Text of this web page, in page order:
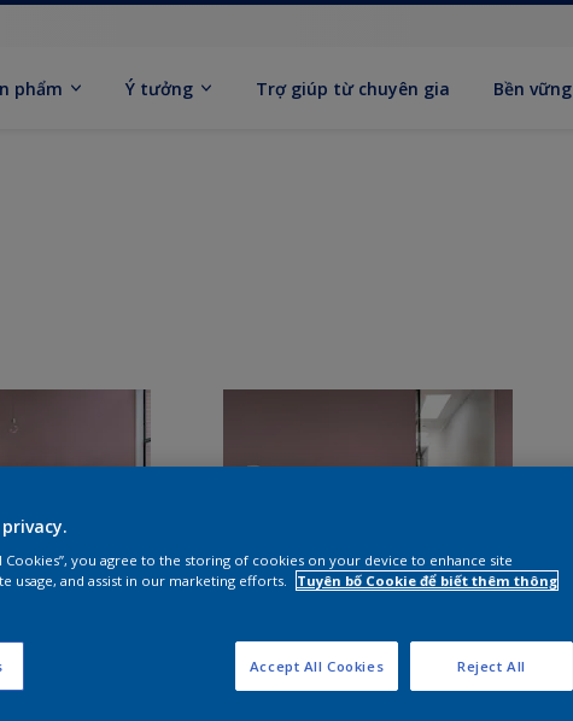
phẩm Ý tưởng Trợ giúp từ chuyên gia Bền vững
Cookies”, you agree to the storing of cookies on your device to enhance site
usage, and assist in our marketing efforts.
Tuyên bố Cookie để biết thêm thông
Reject All
Accept All Cookies